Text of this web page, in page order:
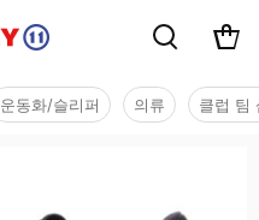
운동화/슬리퍼 의류 클럽 팀